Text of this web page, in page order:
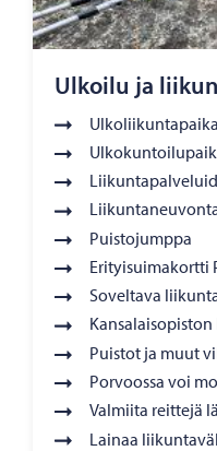
Ulkoilu ja
Puistojumppa
Erityisuimakortti
Soveltava
Puistot ja muut
Porvoossa voi
Valmiita reittejä
Lainaa